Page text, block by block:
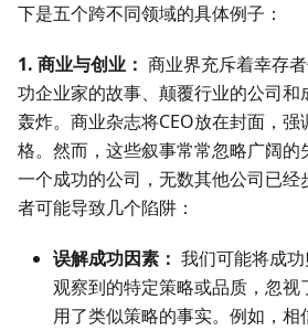
下是五个跨不同领域的具体例子：
1. 商业与创业： 商业界充斥着幸存
功企业家的故事、颠覆行业的公司和
轰炸。商业杂志将CEO放在封面，
格。然而，这些叙事常常忽略广阔
一个成功的公司，无数其他公司已
者可能导致几个陷阱：
误解成功因素： 我们可能将成
观察到的特定策略或品质，忽
用了类似策略的事实。例如，